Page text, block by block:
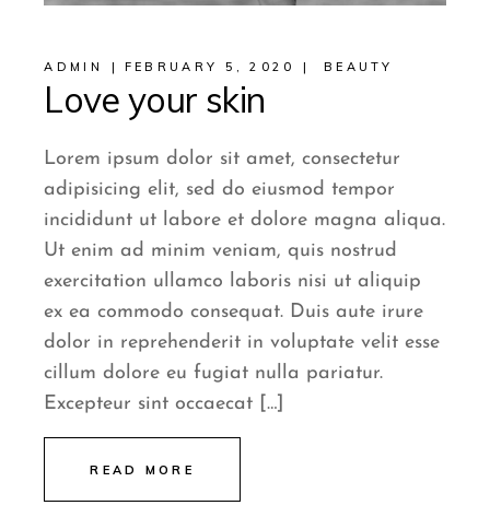
ADMIN FEBRUARY 5, 2020 BEAUTY
Love your skin
Lorem ipsum dolor sit amet, consectetur
adipisicing elit, sed do eiusmod tempor
incididunt ut labore et dolore magna aliqua.
Ut enim ad minim veniam, quis nostrud
exercitation ullamco laboris nisi ut aliquip
ex ea commodo consequat. Duis aute irure
dolor in reprehenderit in voluptate velit esse
cillum dolore eu fugiat nulla pariatur.
Excepteur sint occaecat […]
READ MORE